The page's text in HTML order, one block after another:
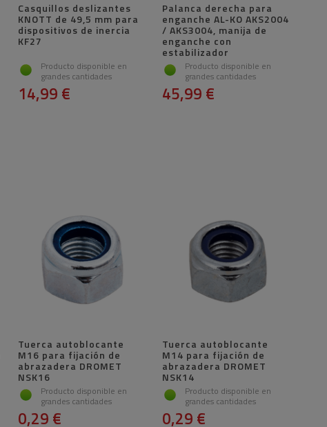
Casquillos deslizantes
KNOTT de 49,5 mm para
dispositivos de inercia
KF27
Producto disponible en
grandes cantidades
14,99 €
Palanca derecha para
enganche AL-KO AKS2004
/ AKS3004, manija de
enganche con
estabilizador
Producto disponible en
grandes cantidades
45,99 €
Tuerca autoblocante
M16 para fijación de
abrazadera DROMET
NSK16
Producto disponible en
grandes cantidades
0,29 €
Tuerca autoblocante
M14 para fijación de
abrazadera DROMET
NSK14
Producto disponible en
grandes cantidades
0,29 €